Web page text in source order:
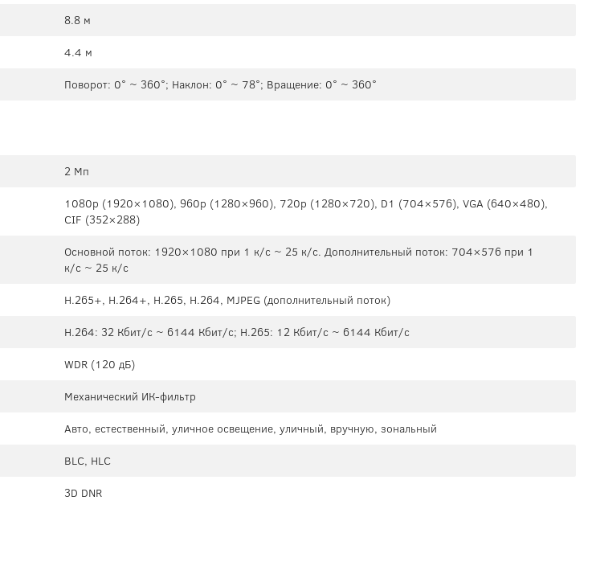
8.8 м
4.4 м
Поворот: 0° ~ 360°; Наклон: 0° ~ 78°; Вращение: 0° ~ 360°
2 Мп
1080p (1920×1080), 960p (1280×960), 720p (1280×720), D1 (704×576), VGA (640×480),
CIF (352×288)
Основной поток: 1920×1080 при 1 к/c ~ 25 к/c. Дополнительный поток: 704×576 при 1
к/c ~ 25 к/c
H.265+, H.264+, H.265, H.264, MJPEG (дополнительный поток)
H.264: 32 Кбит/с ~ 6144 Кбит/с; H.265: 12 Кбит/с ~ 6144 Кбит/с
WDR (120 дБ)
Механический ИК-фильтр
Авто, естественный, уличное освещение, уличный, вручную, зональный
BLC, HLC
3D DNR